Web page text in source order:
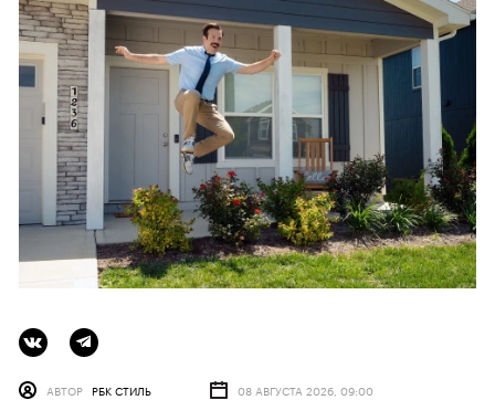
АВТОР РБК СТИЛЬ 08 АВГУСТА 2026, 09:00